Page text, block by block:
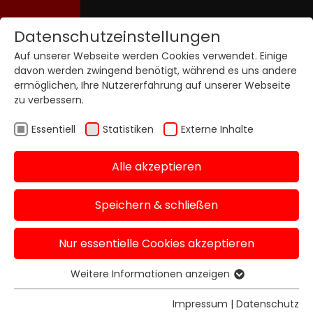
Datenschutzeinstellungen
Auf unserer Webseite werden Cookies verwendet. Einige
davon werden zwingend benötigt, während es uns andere
ermöglichen, Ihre Nutzererfahrung auf unserer Webseite
zu verbessern.
Essentiell Statistiken Externe Inhalte
Alle akzeptieren
Speichern & schließen
Nur essentielle Cookies akzeptieren
Essentiell
Essentielle Cookies werden für grundlegende
Weitere Informationen anzeigen
Impressum | Datenschutz